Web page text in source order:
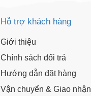
Hỗ trợ khách hàng
Giới thiệu
Chính sách đổi trả
Hướng dẫn đặt hàng
Vận chuyển & Giao nhận